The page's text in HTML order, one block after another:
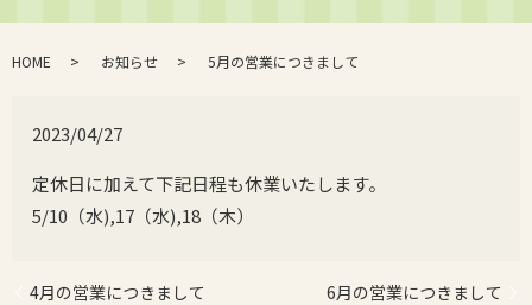
HOME お知らせ 5月の営業につきまして
2023/04/27
定休日に加えて下記日程も休業いたします。
5/10（水),17（水),18（木）
4月の営業につきまして 6月の営業につきまして